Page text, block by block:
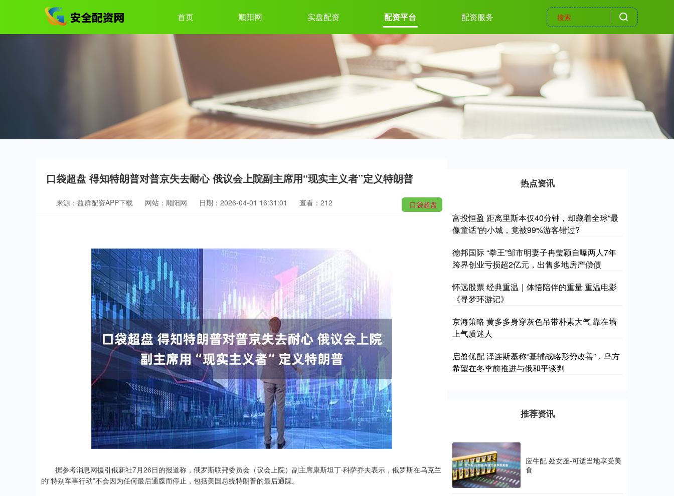
首页 顺阳网 实盘配资 配资平台 配资服务
口袋超盘 得知特朗普对普京失去耐心 俄议会上院副主席用“现实主义者”定义特朗普
口袋超盘
来源：益群配资APP下载 网站：顺阳网 日期：2026-04-01 16:31:01 查看：212
据参考消息网援引俄新社7月26日的报道称，俄罗斯联邦委员会（议会上院）副主席康斯坦丁·科萨乔夫表示，俄罗斯在乌克兰
的“特别军事行动”不会因为任何最后通牒而停止，包括美国总统特朗普的最后通牒。
热点资讯
富投恒盈 距离里斯本仅40分钟，却藏着全球“最
像童话”的小城，竟被99%游客错过?
德邦国际 “拳王”邹市明妻子冉莹颖自曝两人7年
跨界创业亏损超2亿元，出售多地房产偿债
怀远股票 经典重温｜体悟陪伴的重量 重温电影
《寻梦环游记》
京海策略 黄多多身穿灰色吊带朴素大气 靠在墙
上气质迷人
启盈优配 泽连斯基称“基辅战略形势改善”，乌方
希望在冬季前推进与俄和平谈判
推荐资讯
应牛配 处女座-可适当地享受美
食